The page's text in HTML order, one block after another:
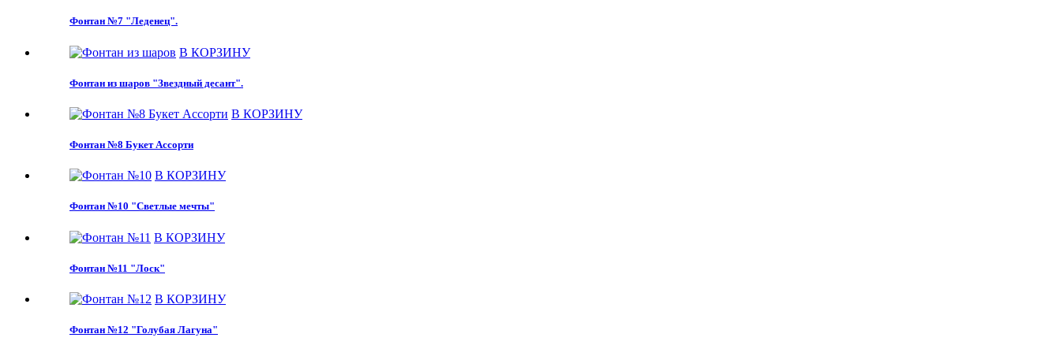
Фонтан №7 "Леденец".
В КОРЗИНУ
Фонтан из шаров "Звездный десант".
В КОРЗИНУ
Фонтан №8 Букет Ассорти
В КОРЗИНУ
Фонтан №10 "Светлые мечты"
В КОРЗИНУ
Фонтан №11 "Лоск"
В КОРЗИНУ
Фонтан №12 "Голубая Лагуна"